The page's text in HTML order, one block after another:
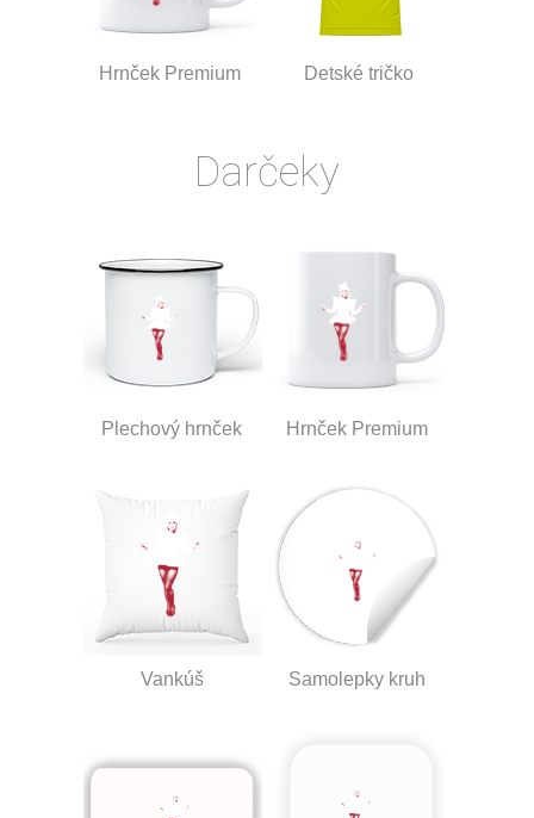
Hrnček Premium Detské tričko
Darčeky
Plechový hrnček Hrnček Premium
Vankúš Samolepky kruh